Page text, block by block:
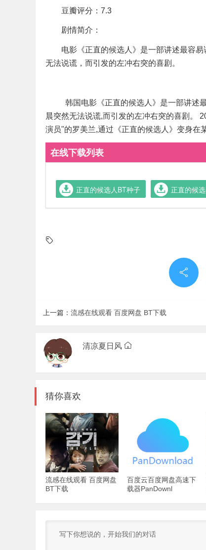
豆瓣评分：7.3
剧情简介：
电影《正直的候选人》是一部讲述最容易
无法说谎，而引发的左冲右突的喜剧。
韩国电影《正直的候选人》是一部讲述最
晨突然无法说谎,而引发的左冲右突的喜剧。
演员"的罗美兰,通过《正直的候选人》变身在
在线下载列表
正直的候选人BT种子 正直的候
上一篇： 流感在线观看 百度网盘 BT下载
清凉夏日风
猜你喜欢
流感在线观看 百度网盘
BT下载
百度云百度网盘高速下
载器PanDownl